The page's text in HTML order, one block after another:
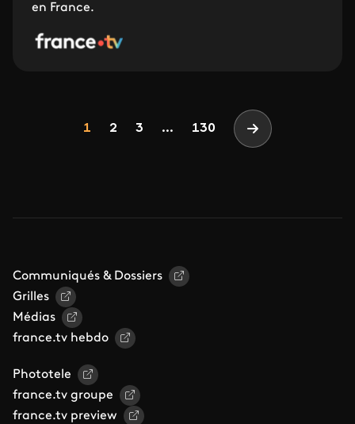
en France.
Page
1 Page
2 Page
3 ... 130 Page suivante
Communiqués & Dossiers
Grilles
Médias
france.tv hebdo
Phototele
france.tv groupe
france.tv preview